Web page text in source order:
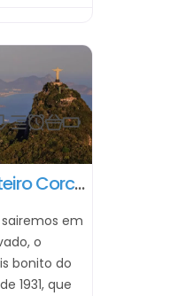
Favorito
Tour de dia inteiro Corcovado & Pão de Açucar (sem almoço)
em
o
bonito do
1931, que